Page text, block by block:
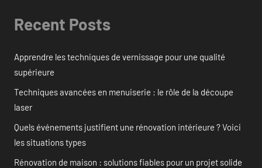
Recent Posts
Apprendre les techniques de vernissage pour une qualité
supérieure
Techniques avancées en menuiserie : le rôle de la découpe
laser
Quels événements justifient une rénovation intérieure ? Voici
les situations types
Rénovation de maison : solutions fiables pour un projet solide